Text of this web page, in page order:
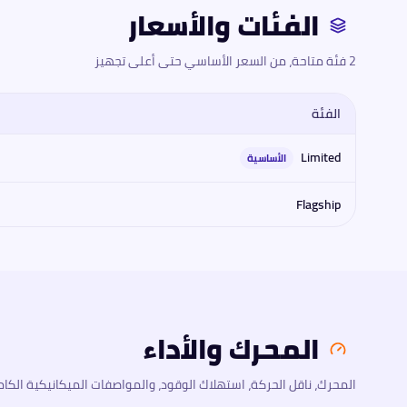
الفئات والأسعار
2 فئة متاحة، من السعر الأساسي حتى أعلى تجهيز
الفئة
Limited
الأساسية
Flagship
المحرك والأداء
المحرك، ناقل الحركة، استهلاك الوقود، والمواصفات الميكانيكية